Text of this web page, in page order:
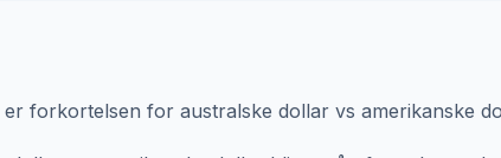
forkortelsen for australske dollar vs amerikanske